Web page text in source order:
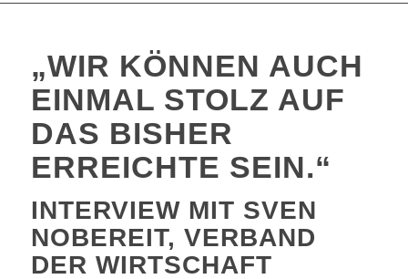
„WIR KÖNNEN AUCH
EINMAL STOLZ AUF
DAS BISHER
ERREICHTE SEIN.“
INTERVIEW MIT SVEN
NOBEREIT, VERBAND
DER WIRTSCHAFT